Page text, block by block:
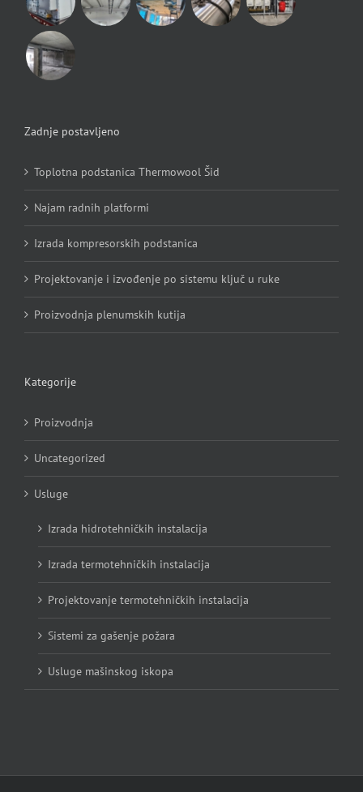
Zadnje postavljeno
Toplotna podstanica Thermowool Šid
Najam radnih platformi
Izrada kompresorskih podstanica
Projektovanje i izvođenje po sistemu ključ u ruke
Proizvodnja plenumskih kutija
Kategorije
Proizvodnja
Uncategorized
Usluge
Izrada hidrotehničkih instalacija
Izrada termotehničkih instalacija
Projektovanje termotehničkih instalacija
Sistemi za gašenje požara
Usluge mašinskog iskopa